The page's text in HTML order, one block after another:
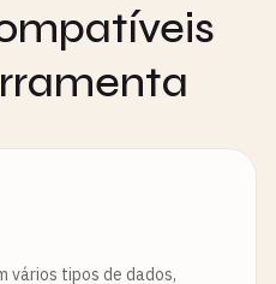
vários tipos de dados,